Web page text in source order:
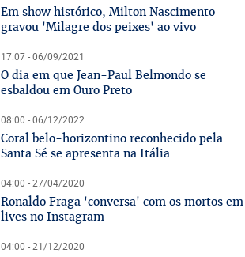
Em show histórico, Milton Nascimento
gravou 'Milagre dos peixes' ao vivo
17:07 - 06/09/2021
O dia em que Jean-Paul Belmondo se
esbaldou em Ouro Preto
08:00 - 06/12/2022
Coral belo-horizontino reconhecido pela
Santa Sé se apresenta na Itália
04:00 - 27/04/2020
Ronaldo Fraga 'conversa' com os mortos em
lives no Instagram
04:00 - 21/12/2020